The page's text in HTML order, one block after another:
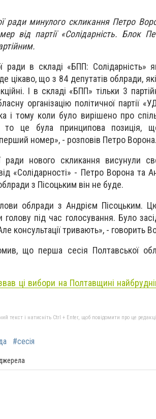
ради минулого скликання Петро
від партії «Солідарність. Блок
ради в складі «БПП: Солідарність»
цікаво, що з 84 депутатів облради,
І в складі «БПП» тільки 3
організацію політичної партії
і тому коли було вирішено про
то це була принципова
номер», - розповів Петро Ворона.
ради нового скликання висунули
«Солідарності» - Петро Ворона та
з Пісоцьким він не буде.
облради з Андрієм Пісоцьким.
голову під час голосування. Було
консультації тривають», - говорить
що перша сесія Полтавської
ці вибори на Полтавщині
текст і натисніть Ctrl + Enter, щоб повідомити про це
#сесія